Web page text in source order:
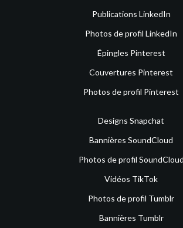
Publications LinkedIn
Photos de profil LinkedIn
Épingles Pinterest
Couvertures Pinterest
Photos de profil Pinterest
Designs Snapchat
Bannières SoundCloud
Photos de profil SoundCloud
Vidéos TikTok
Photos de profil Tumblr
Bannières Tumblr